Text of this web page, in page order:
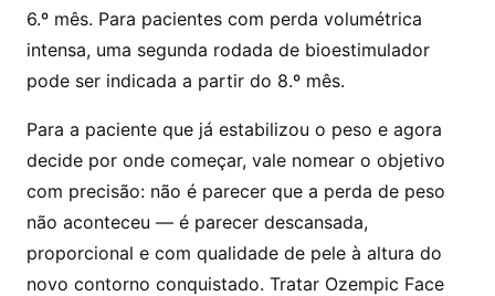
6.º mês. Para pacientes com perda volumétrica
intensa, uma segunda rodada de bioestimulador
pode ser indicada a partir do 8.º mês.
Para a paciente que já estabilizou o peso e agora
decide por onde começar, vale nomear o objetivo
com precisão: não é parecer que a perda de peso
não aconteceu — é parecer descansada,
proporcional e com qualidade de pele à altura do
novo contorno conquistado. Tratar Ozempic Face